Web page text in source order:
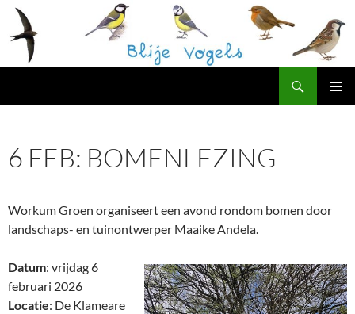
naar
de
inhoud
6 FEB: BOMENLEZING
Workum Groen organiseert een avond rondom bomen door
landschaps- en tuinontwerper Maaike Andela.
Datum: vrijdag 6
februari 2026
Locatie: De Klameare